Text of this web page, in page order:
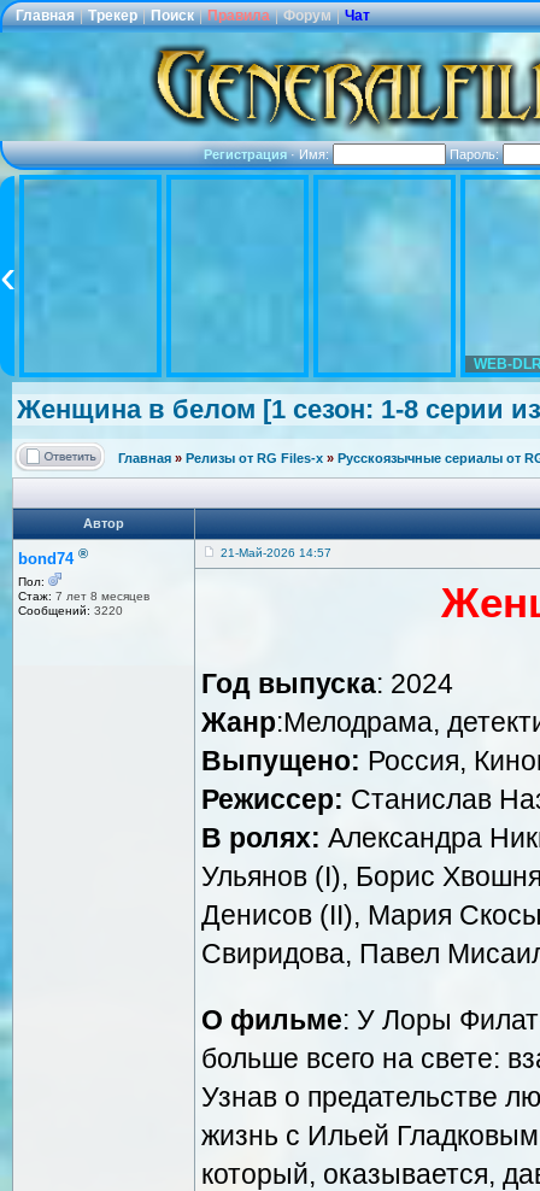
Главная | Трекер | Поиск | Правила | Форум | Чат
Регистрация·Имя: Пароль:
WEB-
Женщина в белом [1 сезон: 1-8 серии
Главная » Релизы от RG Files-x » Русскоязычные сериалы от
Автор
bond74 ®
Пол:
Стаж: 7 лет 8 месяцев
Сообщений: 3220
21-Май-2026 14:57
Год выпуска: 2024
Жанр:Мелодрама,
Выпущено: Россия,
Режиссер: Станислав
В ролях: Александра
Ульянов (I), Борис
Денисов (II), Мария
Свиридова, Павел
О фильме: У Лоры
больше всего на свете:
Узнав о предательстве
жизнь с Ильей
который, оказывается,